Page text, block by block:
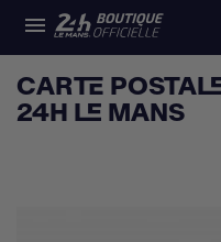

CARTE
24H LE MANS